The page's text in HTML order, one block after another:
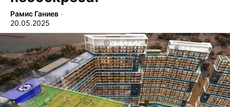
Рамис Ганиев ∙
20.05.2025